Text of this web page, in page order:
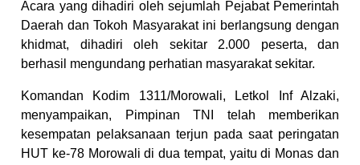
Acara yang dihadiri oleh sejumlah Pejabat Pemerintah
Daerah dan Tokoh Masyarakat ini berlangsung dengan
khidmat, dihadiri oleh sekitar 2.000 peserta, dan
berhasil mengundang perhatian masyarakat sekitar.
Komandan Kodim 1311/Morowali, Letkol Inf Alzaki,
menyampaikan, Pimpinan TNI telah memberikan
kesempatan pelaksanaan terjun pada saat peringatan
HUT ke-78 Morowali di dua tempat, yaitu di Monas dan